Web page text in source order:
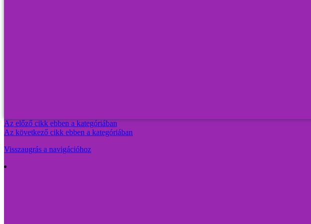
Az előző cikk ebben a kategóriában
Az következő cikk ebben a kategóriában
Visszaugrás a navigációhoz